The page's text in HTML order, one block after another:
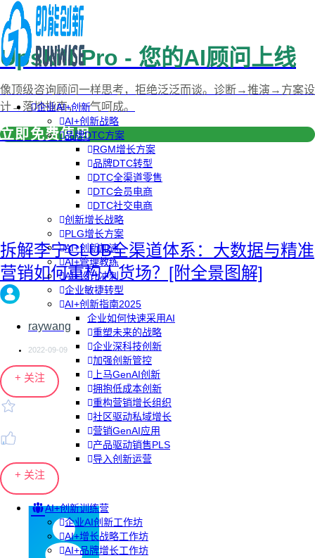
企业AI+创新
AI+创新战略
品牌DTC方案
RGM增长方案
品牌DTC转型
DTC全渠道零售
DTC会员电商
DTC社交电商
创新增长战略
PLG增长方案
AI+创新加速
AI+管理教练
AI+设计冲刺
企业敏捷转型
AI+创新指南2025
企业如何快速采用AI
重塑未来的战略
企业深科技创新
加强创新管控
上马GenAI创新
拥抱低成本创新
重构营销增长组织
社区驱动私域增长
营销GenAI应用
产品驱动销售PLS
导入创新运营
AI+创新训练营
企业AI创新工作坊
AI+增长战略工作坊
AI+品牌增长工作坊
Upskill Pro - 您的AI顾问上线
像顶级咨询顾问一样思考，拒绝泛泛而谈。诊断→推演→方案设
计→落地指南，一气呵成。
立即免费使用
拆解李宁CLUB全渠道体系：大数据与精准
营销如何重构人货场？[附全景图解]
raywang
2022-09-09
+ 关注
+ 关注